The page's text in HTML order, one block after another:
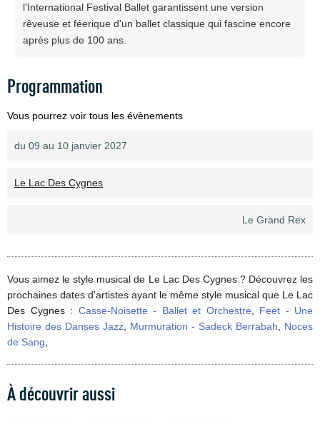
l'International Festival Ballet garantissent une version
rêveuse et féerique d'un ballet classique qui fascine encore
après plus de 100 ans.
Programmation
Vous pourrez voir tous les évènements
du 09 au 10 janvier 2027
Le Lac Des Cygnes
Le Grand Rex
Vous aimez le style musical de Le Lac Des Cygnes ? Découvrez les
prochaines dates d'artistes ayant le même style musical que Le Lac
Des Cygnes : Casse-Noisette - Ballet et Orchestre
Feet - Une
Histoire des Danses Jazz
Murmuration - Sadeck Berrabah
Noces
de Sang
À découvrir aussi